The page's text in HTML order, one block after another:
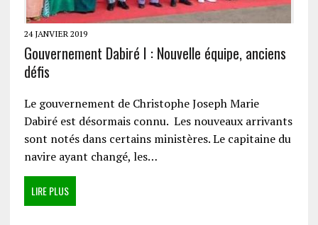
24 JANVIER 2019
Gouvernement Dabiré I : Nouvelle équipe, anciens
défis
Le gouvernement de Christophe Joseph Marie
Dabiré est désormais connu. Les nouveaux arrivants
sont notés dans certains ministères. Le capitaine du
navire ayant changé, les…
LIRE PLUS